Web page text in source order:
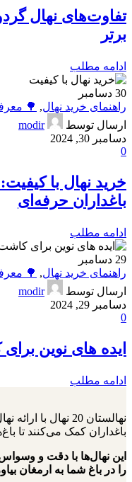
تفاوت‌های نهال
برتر
ادامه مطلب
30 دسامبر
راهنمای خرید نهال,
🌳
ارسال توسط
modir
دسامبر 30, 2024
0
خرید نهال با
باغداران حرفه‌ای
ادامه مطلب
29 دسامبر
راهنمای خرید نهال,
🌳
ارسال توسط
modir
دسامبر 29, 2024
0
ایده های نوین
ادامه مطلب
نهالستان 20 نهال
باغداران کمک می‌کنند تا
این نهال‌ها با دقت و وسواس
را در باغ شما به ارمغان